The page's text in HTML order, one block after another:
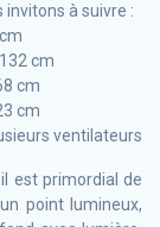
à suivre :
cm
cm
cm
ventilateurs
est primordial de
point lumineux,